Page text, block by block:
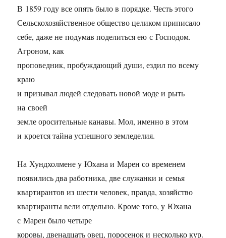
В 1859 году все опять было в порядке. Честь этого
Сельскохозяйственное общество целиком приписало
себе, даже не подумав поделиться ею с Господом.
Агроном, как
проповедник, пробуждающий души, ездил по всему
краю
и призывал людей следовать новой моде и рыть
на своей
земле оросительные канавы. Мол, именно в этом
и кроется тайна успешного земледелия.
На Хундхолмене у Юхана и Марен со временем
появились два работника, две служанки и семья
квартирантов из шести человек, правда, хозяйство
квартиранты вели отдельно. Кроме того, у Юхана
с Марен было четыре
коровы, двенадцать овец, поросенок и несколько кур.